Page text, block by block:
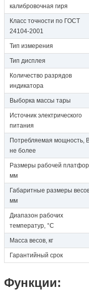
калибровочная гиря
Класс точности по ГОСТ
24104-2001
Тип измерения
Тип дисплея
Количество разрядов
индикатора
Выборка массы тары
Источник электрического
питания
Потребляемая мощность,
не более
Размеры рабочей
мм
Габаритные размеры
мм
Диапазон рабочих
температур, °C
Масса весов, кг
Гарантийный срок
Функции: